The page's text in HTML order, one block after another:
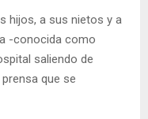
hijos, a sus nietos y a
-conocida como
saliendo de
que se